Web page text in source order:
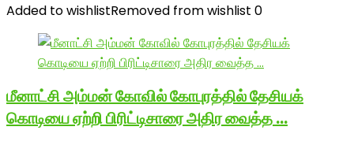
Added to wishlistRemoved from wishlist 0
மீனாட்சி அம்மன் கோவில் கோபுரத்தில் தேசியக்
கொடியை ஏற்றி பிரிட்டிசாரை அதிர வைத்த …